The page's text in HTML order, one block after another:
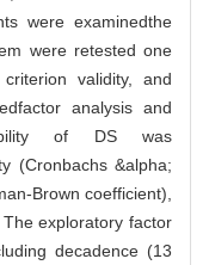
were examinedthe
were retested one
validity, and
analysis and
of DS was
(Cronbachs &alpha;
Brown coefficient),
exploratory factor
decadence (13